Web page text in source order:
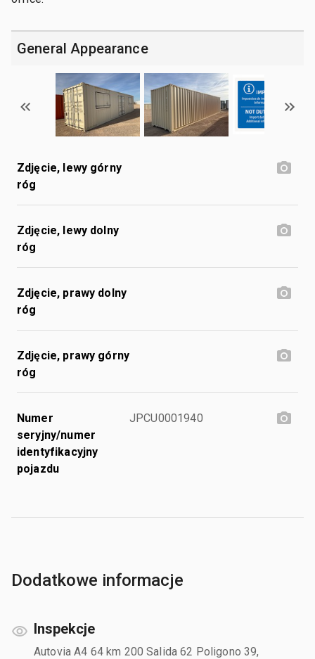
General Appearance
Zdjęcie, lewy górny
róg
Zdjęcie, lewy dolny
róg
Zdjęcie, prawy dolny
róg
Zdjęcie, prawy górny
róg
Numer
seryjny/numer
identyfikacyjny
pojazdu
JPCU0001940
Dodatkowe informacje
Inspekcje
Autovia A4 64 km 200 Salida 62 Poligono 39,